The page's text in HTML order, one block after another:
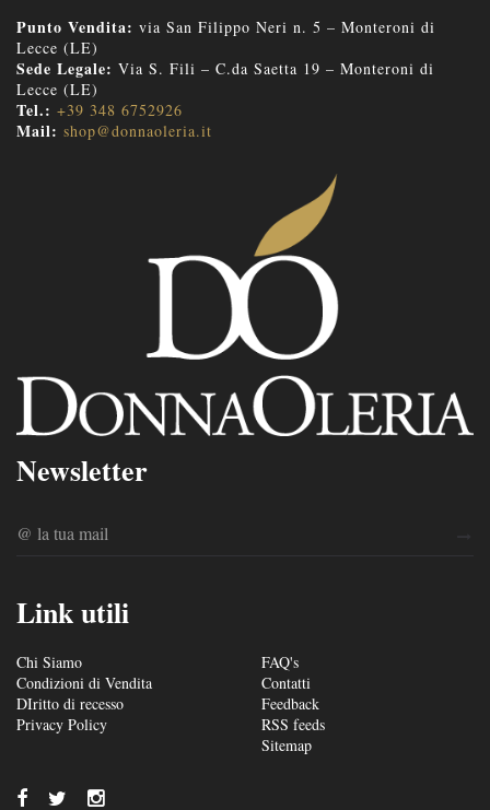
Punto Vendita: via San Filippo Neri n. 5 – Monteroni di
Lecce (LE)
Sede Legale: Via S. Fili – C.da Saetta 19 – Monteroni di
Lecce (LE)
Tel.: +39 348 6752926
Mail: shop@donnaoleria.it
Newsletter
Link utili
Chi Siamo
Condizioni di Vendita
DIritto di recesso
Privacy Policy
FAQ's
Contatti
Feedback
RSS feeds
Sitemap